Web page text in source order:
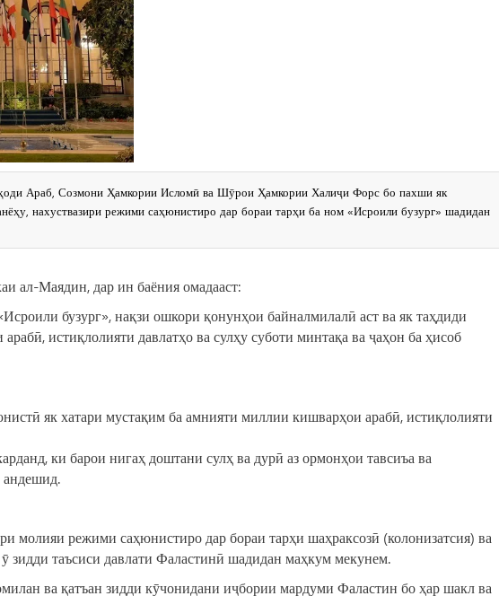
Араб, Созмони Ҳамкории Исломӣ ва Шӯрои Ҳамкории Халиҷи Форс бо пахши як
нахуствазири режими саҳюнистиро дар бораи тарҳи ба ном «Исроили бузург» шадидан
ал-Маядин, дар ин баёния омадааст:
бузург», нақзи ошкори қонунҳои байналмилалӣ аст ва як таҳдиди
истиқлолияти давлатҳо ва сулҳу суботи минтақа ва ҷаҳон ба ҳисоб
як хатари мустақим ба амнияти миллии кишварҳои арабӣ, истиқлолияти
ки барои нигаҳ доштани сулҳ ва дурӣ аз ормонҳои тавсиъа ва
андешид.
молияи режими саҳюнистиро дар бораи тарҳи шаҳраксозӣ (колонизатсия) ва
зидди таъсиси давлати Фаластинӣ шадидан маҳкум мекунем.
ва қатъан зидди кӯчонидани иҷбории мардуми Фаластин бо ҳар шакл ва